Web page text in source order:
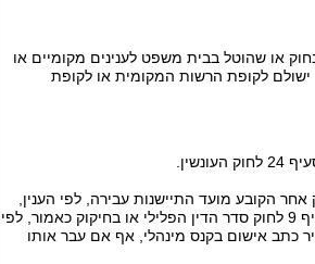
או שהוטל בבית משפט לענינים מקומיים או
לקופת הרשות המקומית או לקופת
הפלילי או בכל חיקוק אחר הקובע מועד התיישנות עבירה, לפי הענין,
יראו את מועד הטלת הקנס כמועד ההעמדה לדין, ואולם אין במועד הקבוע בסעיף 9 לחוק סדר הדין הפלילי או בחיקוק כאמור, לפי
כתב אישום בקנס מינהלי, אף אם עבר אותו